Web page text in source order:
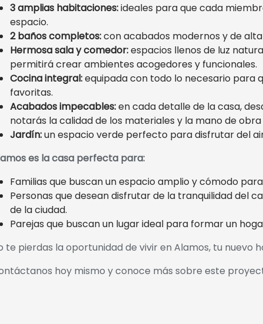
3 amplias habitaciones:ideales para que cada
espacio.
2 baños completos:con acabados modernos y de
Hermosa sala y comedor:espacios llenos de luz
permitirá crear ambientes acogedores y funcionales.
Cocina integral:equipada con todo lo necesario para
favoritas.
Acabados impecables:en cada detalle de la casa,
notarás la calidad de los materiales y la mano de
Jardín:un espacio verde perfecto para disfrutar del
es la casa perfecta para:
Familias que buscan un espacio amplio y cómodo
Personas que desean disfrutar de la tranquilidad del
de la ciudad.
Parejas que buscan un lugar ideal para formar un
te pierdas la oportunidad de vivir en Alamos, tu nuevo
hoy mismo y conoce más sobre este